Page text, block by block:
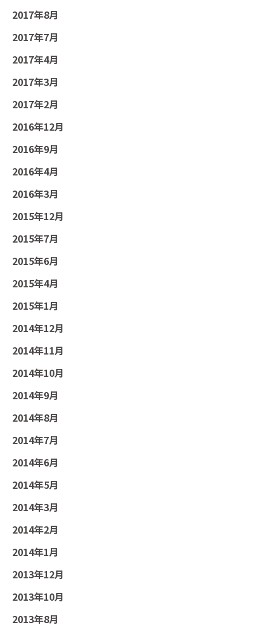
2017年8月
2017年7月
2017年4月
2017年3月
2017年2月
2016年12月
2016年9月
2016年4月
2016年3月
2015年12月
2015年7月
2015年6月
2015年4月
2015年1月
2014年12月
2014年11月
2014年10月
2014年9月
2014年8月
2014年7月
2014年6月
2014年5月
2014年3月
2014年2月
2014年1月
2013年12月
2013年10月
2013年8月